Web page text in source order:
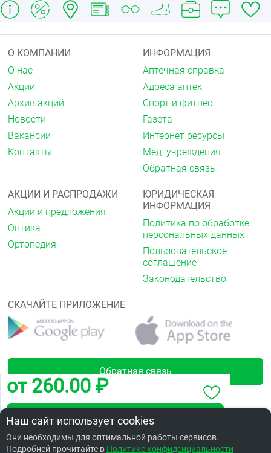
от 260.00 ₽
Забронировать по адресу ул. Степанца, 8
Заказать в интернет аптеке по цене: 375.30 ₽
О КОМПАНИИ
О нас
Акции
Архив акций
Новости
Вакансии
Контакты
ИНФОРМАЦИЯ
Аптечная справка
Адреса аптек
Спорт и фитнес
Газета
Интернет ресурсы
Мед. учреждения
Обратная связь
АКЦИИ И РАСПРОДАЖИ
Акции и предложения
Оптика
Ортопедия
ЮРИДИЧЕСКАЯ
ИНФОРМАЦИЯ
Политика по обработке
персональных данных
Пользовательское
соглашение
Законодательство
СКАЧАЙТЕ ПРИЛОЖЕНИЕ
Обратная связь
Лицензии
Наш сайт использует cookies
Они необходимы для оптимальной работы сервисов.
Подробней прочитайте в Политике конфиденциальности